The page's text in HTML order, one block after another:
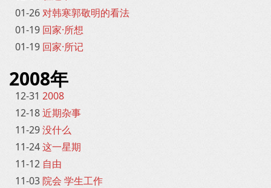
01-26对韩寒郭敬明的看法
01-19 回家·所想
01-19 回家·所记
2008年
12-31 2008
12-18近期杂事
11-29没什么
11-24这一星期
11-12 自由
11-03院会 学生工作